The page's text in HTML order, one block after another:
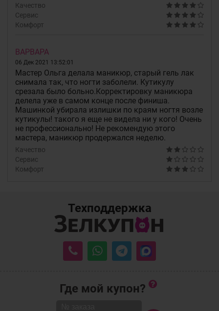
Качество
Сервис
Комфорт
ВАРВАРА
06 Дек 2021 13:52:01
Мастер Ольга делала маникюр, старый гель лак
снимала так, что ногти заболели. Кутикулу
срезала было больно.Корректировку маникюра
делела уже в самом конце после финиша.
Машинкой убирала излишки по краям ногтя возле
кутикулы! такого я еще не видела ни у кого! Очень
не профессионально! Не рекомендую этого
мастера, маникюр продержался неделю.
Качество
Сервис
Комфорт
Техподдержка
Где мой купон?